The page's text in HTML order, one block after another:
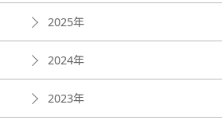
2025年
2024年
2023年